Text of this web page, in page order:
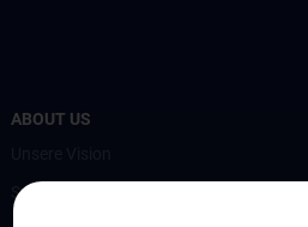
ABOUT US
Spenden. Forschen. Heilen.